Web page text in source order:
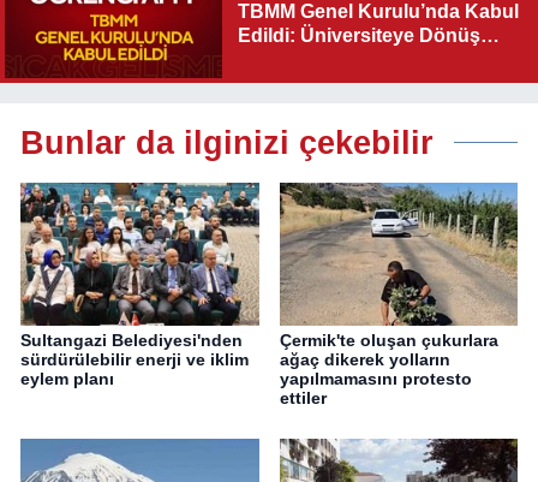
TBMM Genel Kurulu’nda Kabul
Edildi: Üniversiteye Dönüş
Bunlar da ilginizi çekebilir
Sultangazi Belediyesi'nden
sürdürülebilir enerji ve iklim
eylem planı
Çermik'te oluşan çukurlara
ağaç dikerek yolların
yapılmamasını protesto
ettiler